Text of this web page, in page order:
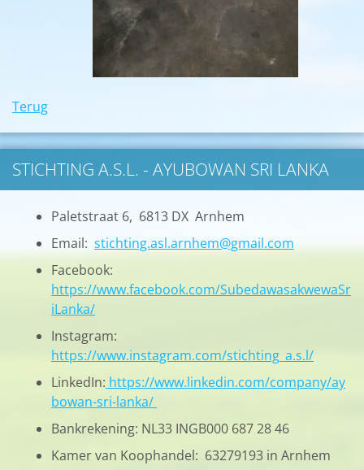
Terug
STICHTING A.S.L. - AYUBOWAN SRI LANKA
Paletstraat 6, 6813 DX Arnhem
Email: stichting.asl.arnhem@gmail.com
Facebook:
https://www.facebook.com/SubedawasakwewaSr
iLanka/
Instagram:
https://www.instagram.com/stichting_a.s.l/
LinkedIn: https://www.linkedin.com/company/ay
bowan-sri-lanka/
Bankrekening: NL33 INGB000 687 28 46
Kamer van Koophandel: 63279193 in Arnhem